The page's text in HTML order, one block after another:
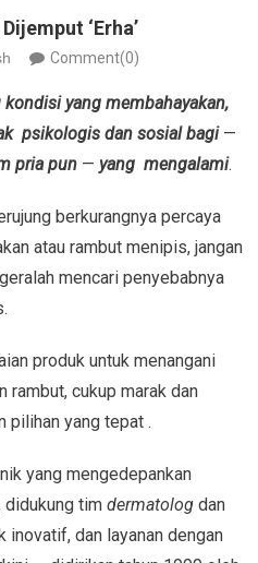
‘Erha’
Comment(0)
yang membahayakan,
psikologis dan sosial bagi —
pria pun — yang mengalami.
berkurangnya percaya
atau rambut menipis, jangan
mencari penyebabnya
produk untuk menangani
rambut, cukup marak dan
pilihan yang tepat .
yang mengedepankan
didukung tim dermatologdan
dan layanan dengan